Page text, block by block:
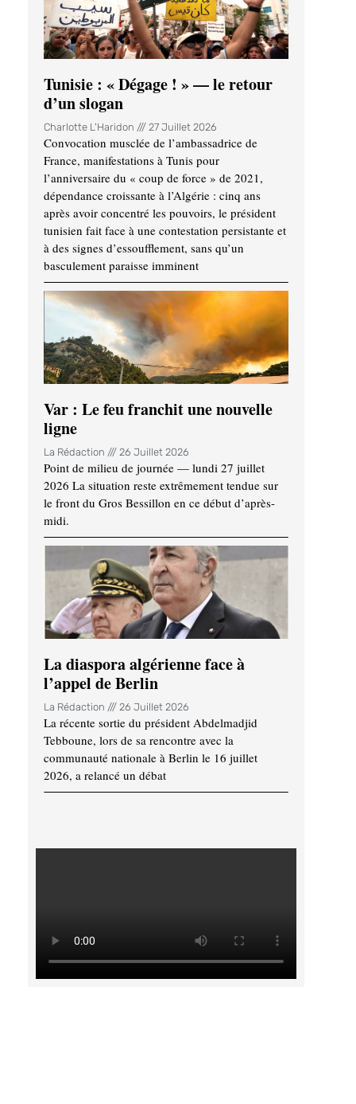
Tunisie : « Dégage ! » — le retour
d’un slogan
Charlotte L'Haridon 27 Juillet 2026
Convocation musclée de l’ambassadrice de
France, manifestations à Tunis pour
l’anniversaire du « coup de force » de 2021,
dépendance croissante à l’Algérie : cinq ans
après avoir concentré les pouvoirs, le président
tunisien fait face à une contestation persistante et
à des signes d’essoufflement, sans qu’un
basculement paraisse imminent
Var : Le feu franchit une nouvelle
ligne
La Rédaction 26 Juillet 2026
Point de milieu de journée — lundi 27 juillet
2026 La situation reste extrêmement tendue sur
le front du Gros Bessillon en ce début d’après-
midi.
La diaspora algérienne face à
l’appel de Berlin
La Rédaction 26 Juillet 2026
La récente sortie du président Abdelmadjid
Tebboune, lors de sa rencontre avec la
communauté nationale à Berlin le 16 juillet
2026, a relancé un débat